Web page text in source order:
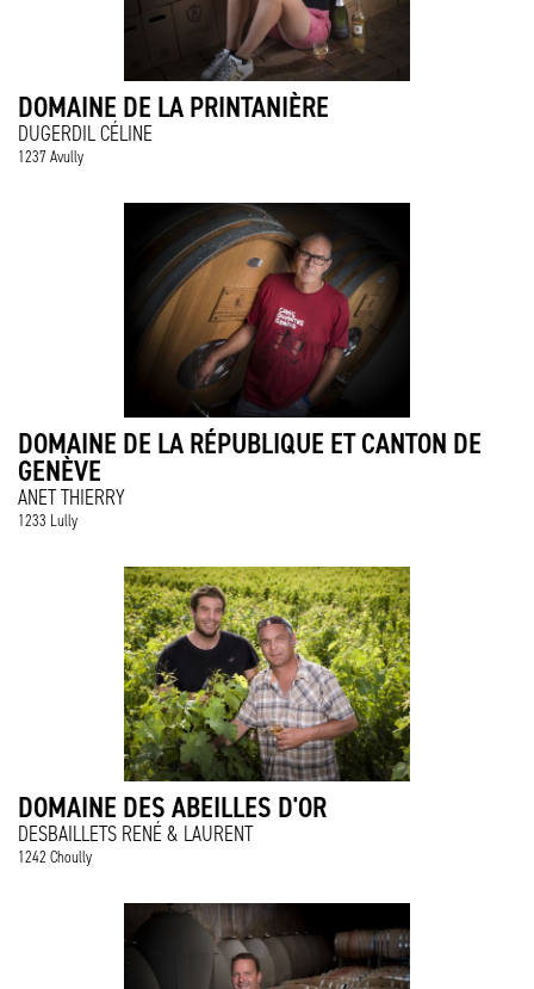
DOMAINE DE LA PRINTANIÈRE
DUGERDIL CÉLINE
1237 Avully
DOMAINE DE LA RÉPUBLIQUE ET CANTON DE
GENÈVE
ANET THIERRY
1233 Lully
DOMAINE DES ABEILLES D'OR
DESBAILLETS RENÉ & LAURENT
1242 Choully